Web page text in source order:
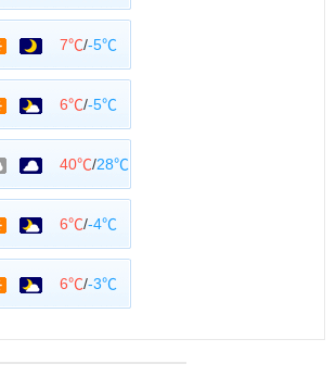
7℃/-5℃
6℃/-5℃
40℃/28℃
6℃/-4℃
6℃/-3℃